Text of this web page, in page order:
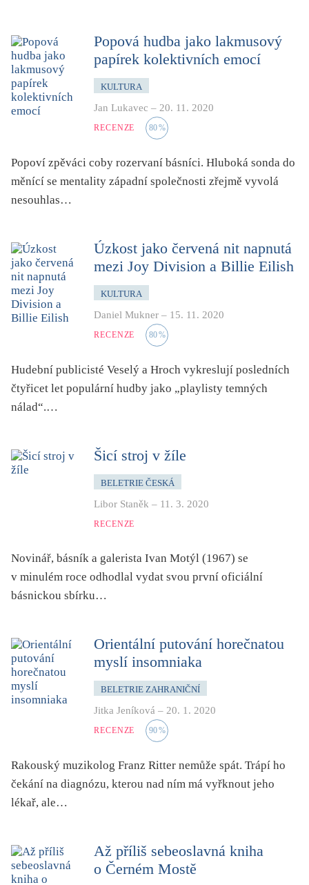
humor, groteskno, satira
chudoba, sociální vyloučení
identita
kolonialismus, imperialismus
literární cena
literární kánon (do r. 1890)
moderní klasika (do 60. let)
mystika, magie
náboženství, víra
nacismus
nemoc, zdraví, životní styl
nové technologie, AI
o překladu
od 15 let
parodie
pro 13 až 15 let
pro 9 až 12 let
publicistika, média
queer
rasismus
sex
smrt
sociální sítě, virtuální realita
sport
středověk
Popová hudba jako lakmusový
papírek kolektivních emocí
KULTURA
Jan Lukavec – 20. 11. 2020
RECENZE 80%
Popoví zpěváci coby rozervaní básníci. Hluboká sonda do
měnící se mentality západní společnosti zřejmě vyvolá
nesouhlas…
Úzkost jako červená nit napnutá
mezi Joy Division a Billie Eilish
KULTURA
Daniel Mukner – 15. 11. 2020
RECENZE 80%
Hudební publicisté Veselý a Hroch vykreslují posledních
čtyřicet let populární hudby jako „playlisty temných
nálad“.…
Šicí stroj v žíle
BELETRIE ČESKÁ
Libor Staněk – 11. 3. 2020
RECENZE
Novinář, básník a galerista Ivan Motýl (1967) se
v minulém roce odhodlal vydat svou první oficiální
básnickou sbírku…
Orientální putování horečnatou
myslí insomniaka
BELETRIE ZAHRANIČNÍ
Jitka Jeníková – 20. 1. 2020
RECENZE 90%
Rakouský muzikolog Franz Ritter nemůže spát. Trápí ho
čekání na diagnózu, kterou nad ním má vyřknout jeho
lékař, ale…
Až příliš sebeoslavná kniha
o Černém Mostě